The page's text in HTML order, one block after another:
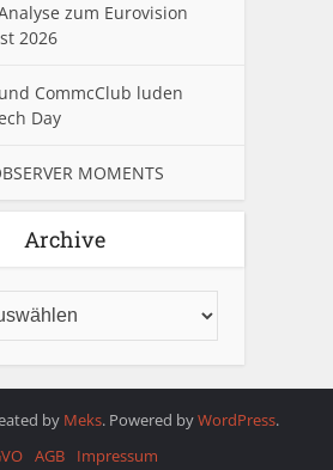
Analyse zum Eurovision
2026
und CommcClub luden
Day
MOMENTS
Archive
by Meks. Powered byWordPress.
AGB Impressum